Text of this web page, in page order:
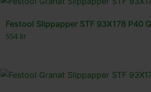
Festool Slippapper STF 93X178 P40
554 kr